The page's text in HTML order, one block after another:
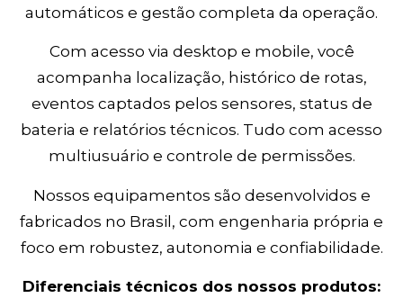
automáticos e gestão completa da operação.
Com acesso via desktop e mobile, você
acompanha localização, histórico de rotas,
eventos captados pelos sensores, status de
bateria e relatórios técnicos. Tudo com acesso
multiusuário e controle de permissões.
Nossos equipamentos são desenvolvidos e
fabricados no Brasil, com engenharia própria e
foco em robustez, autonomia e confiabilidade.
Diferenciais técnicos dos nossos produtos: